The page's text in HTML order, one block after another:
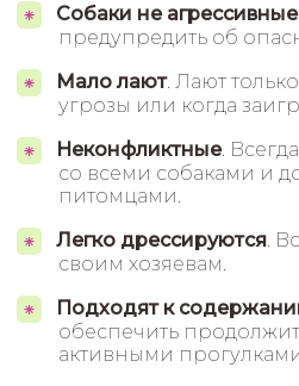
Собаки не агрессивные
предупредить об
Мало лают. Лают
угрозы или когда
Неконфликтные.
со всеми собаками и
питомцами.
Легко дрессируются.
своим хозяевам.
Подходят к
обеспечить
активными